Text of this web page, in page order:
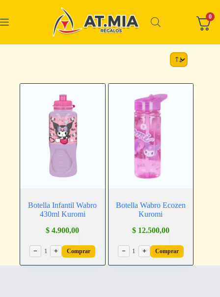
Botella Infantil Wabro
430ml Kuromi
$ 4.900,00
− 1 + Comprar
Botella Wabro Ecozen
Kuromi
$12.500,00
− 1 + Comprar
0